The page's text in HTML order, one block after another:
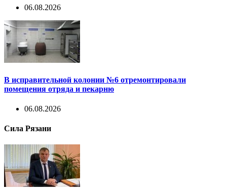
06.08.2026
В исправительной колонии №6 отремонтировали
помещения отряда и пекарню
06.08.2026
Сила Рязани